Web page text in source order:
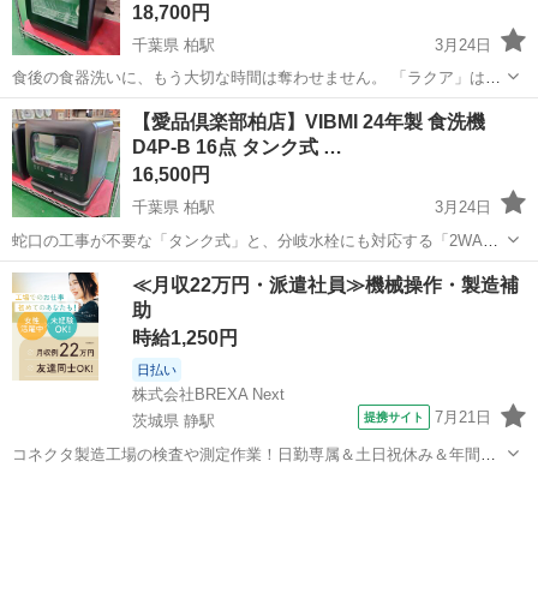
18,700円
千葉県 柏駅
3月24日
食後の食器洗いに、もう大切な時間は奪わせません。 「ラクア」は蛇
口の工事がいらないタンク式。 買ったその日から、キッチンの好きな
場所に置いて使えます！ 上下のノズルから強力に噴射される温水が、
手ごわい油汚れをし...
千葉 柏市 柏駅 キッチン家電 ラクア
【愛品倶楽部柏店】VIBMI 24年製 食洗機
D4P-B 16点 タンク式 …
16,500円
千葉県 柏駅
3月24日
蛇口の工事が不要な「タンク式」と、分岐水栓にも対応する「2WAY
給水」モデル。 設置場所を選ばず、届いたその日から家事の時間を短
縮できます。 上下に設置されたスプレーアームが回転して汚れをしっ
かり落とす構造。 20...
千葉 柏市 柏駅 キッチン家電 タンク
≪月収22万円・派遣社員≫機械操作・製造補
助
時給1,250円
日払い
株式会社BREXA Next
茨城県 静駅
提携サイト 7月21日
コネクタ製造工場の検査や測定作業！日勤専属＆土日祝休み＆年間休